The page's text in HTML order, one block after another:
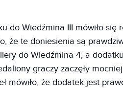
do Wiedźmina III mówiło
że te doniesienia są
do Wiedźmina 4, a
graczy zaczęły
mówiło, że dodatek jest